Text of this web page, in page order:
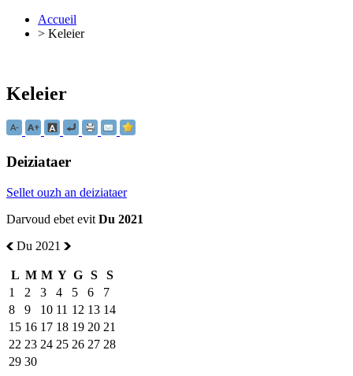
Accueil
> Keleier
Keleier
Deiziataer
Sellet ouzh an deiziataer
Darvoud ebet evit Du 2021
Du 2021
L M M Y G S
S
1
2 3 4 5 6
7
8
9 10 11 12 13 14
15 16 17 18 19 20 21
22 23 24 25 26 27 28
29 30